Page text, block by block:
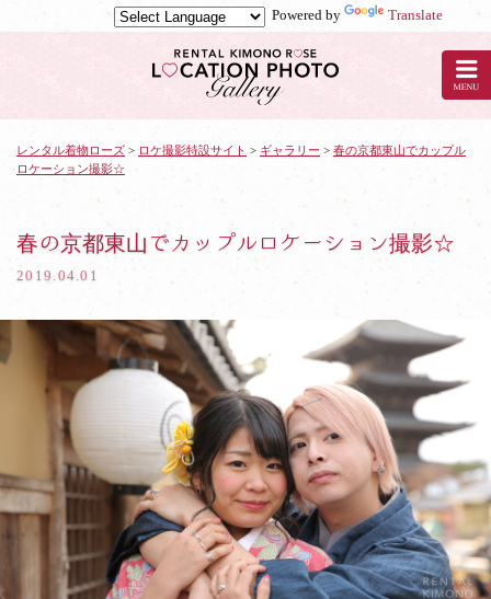
Powered by
Translate
ル
ー
撮
都
東
ッ
レンタル着物ローズ > ロケ撮影特設サイト > ギャラリー > 春の京都東山でカップル
ロケーション撮影☆
春の京都東山でカップルロケーション撮影☆
2019.04.01